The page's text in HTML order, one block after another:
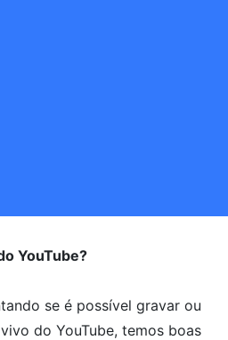
YouTube?
se é possível gravar ou
do YouTube, temos boas